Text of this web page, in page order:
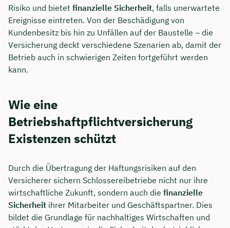
Risiko und bietet finanzielle Sicherheit, falls unerwartete
Ereignisse eintreten. Von der Beschädigung von
Kundenbesitz bis hin zu Unfällen auf der Baustelle – die
Versicherung deckt verschiedene Szenarien ab, damit der
Betrieb auch in schwierigen Zeiten fortgeführt werden
kann.
Wie eine
Betriebshaftpflichtversicherung
Existenzen schützt
Durch die Übertragung der Haftungsrisiken auf den
Versicherer sichern Schlossereibetriebe nicht nur ihre
wirtschaftliche Zukunft, sondern auch die finanzielle
Sicherheit ihrer Mitarbeiter und Geschäftspartner. Dies
bildet die Grundlage für nachhaltiges Wirtschaften und